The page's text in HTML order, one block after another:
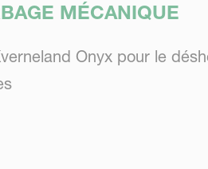
MÉCANIQUE
Onyx pour le